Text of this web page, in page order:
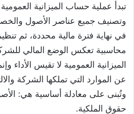
تبدأ عملية حساب الميزانية
وتصنيف جميع عناصر الأصول
في نهاية فترة مالية محددة، ثم
محاسبية تعكس الوضع المالي
الميزانية العمومية لا تقيس الأداء
عن الموارد التي تملكها الشركة
وتُبنى على معادلة أساسية هي:
حقوق الملكية.